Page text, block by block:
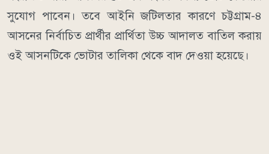
সুযোগ পাবেন। তবে আইনি জটিলতার কারণে চট্টগ্রাম-৪
আসনের নির্বাচিত প্রার্থীর প্রার্থিতা উচ্চ আদালত বাতিল করায়
ওই আসনটিকে ভোটার তালিকা থেকে বাদ দেওয়া হয়েছে।